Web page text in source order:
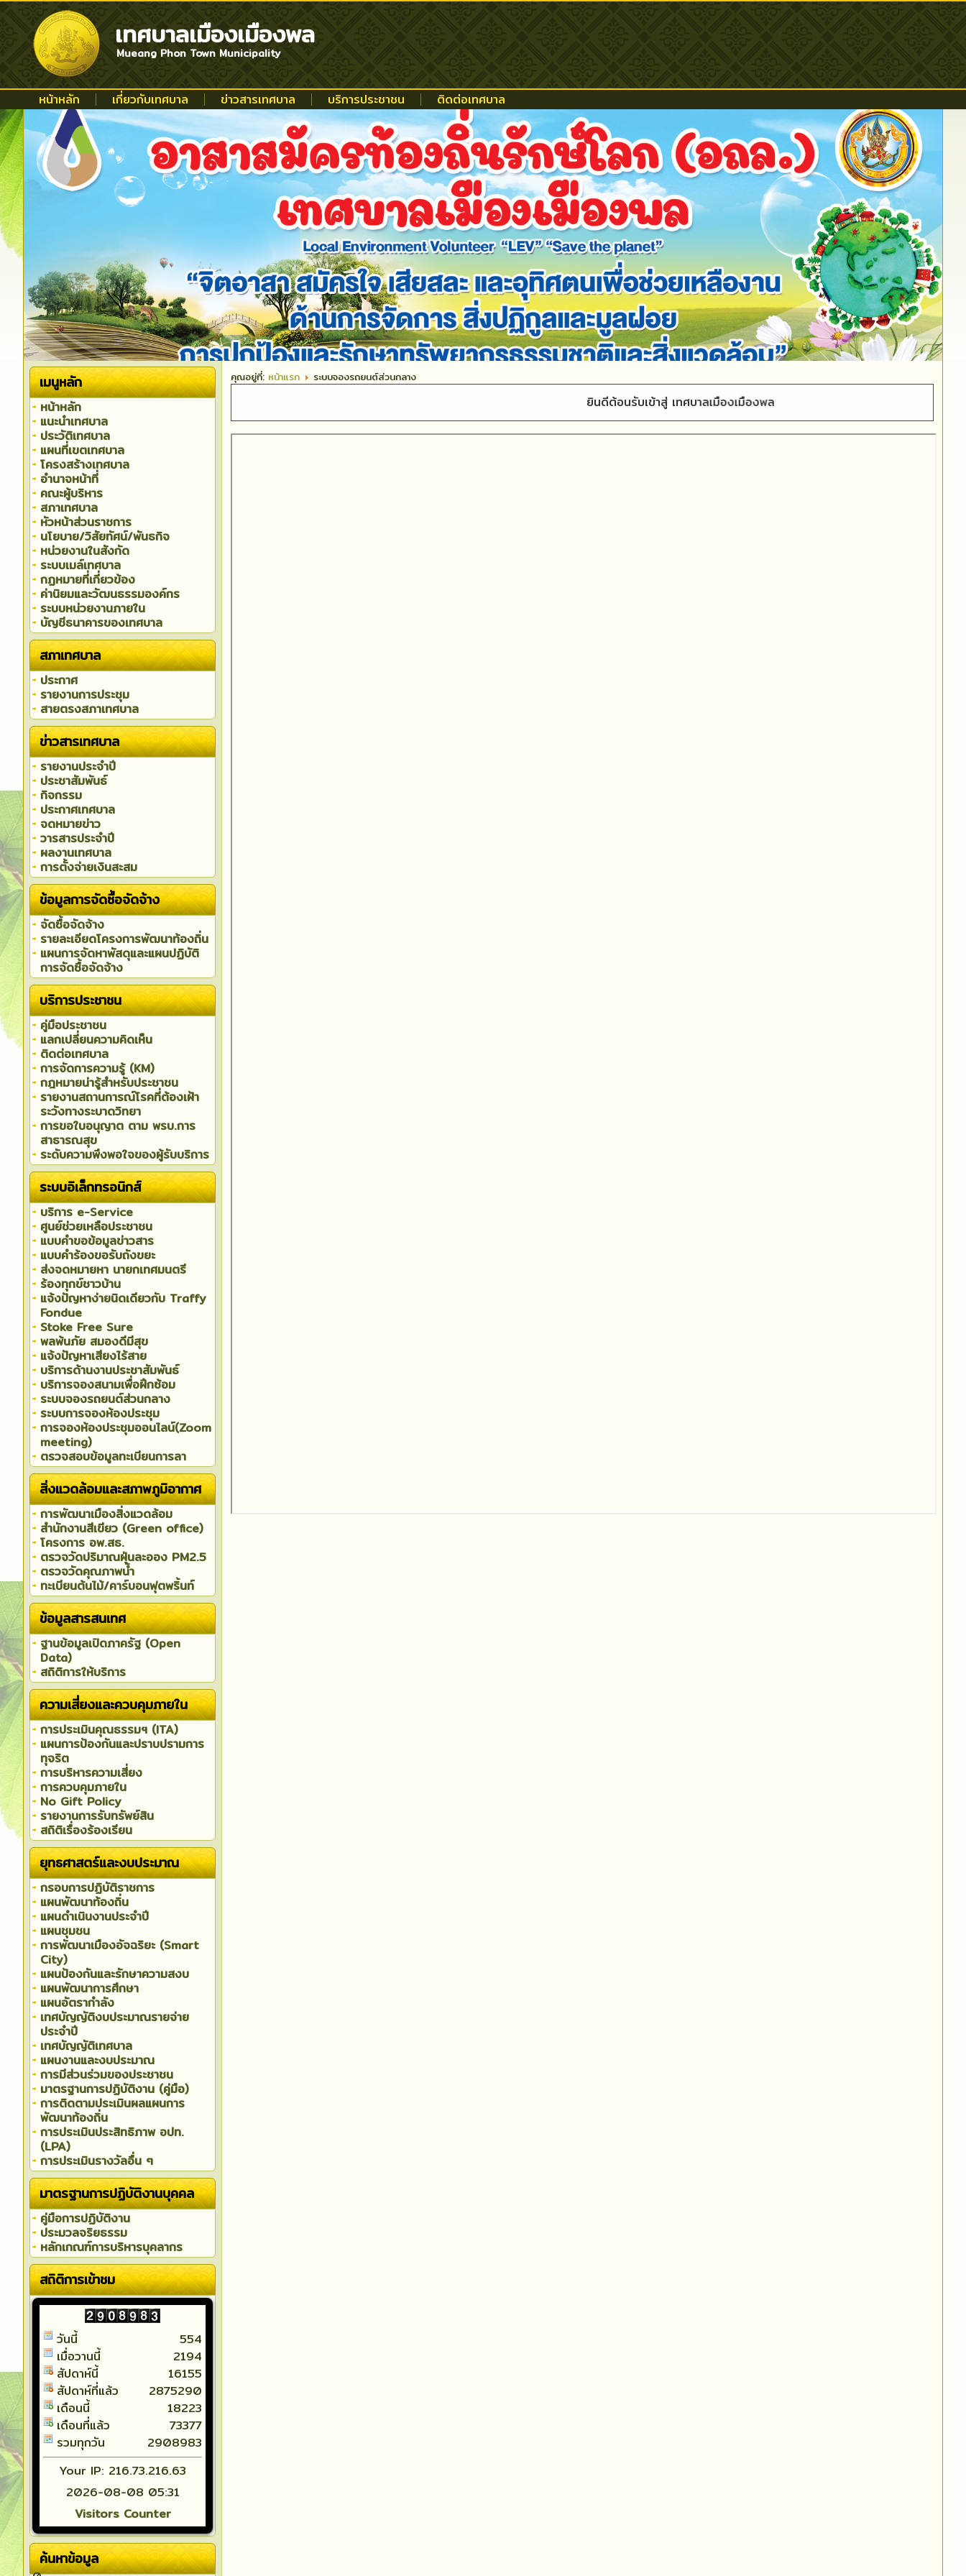
เทศบาลเมืองเมืองพล
Mueang Phon Town Municipality
หน้าหลัก เกี่ยวกับเทศบาล ข่าวสารเทศบาล บริการประชาชน ติดต่อเทศบาล
เมนูหลัก
หน้าหลัก
แนะนำเทศบาล
ประวัติเทศบาล
แผนที่เขตเทศบาล
โครงสร้างเทศบาล
อำนาจหน้าที่
คณะผู้บริหาร
สภาเทศบาล
หัวหน้าส่วนราชการ
นโยบาย/วิสัยทัศน์/พันธกิจ
หน่วยงานในสังกัด
ระบบเมล์เทศบาล
กฏหมายที่เกี่ยวข้อง
ค่านิยมและวัฒนธรรมองค์กร
ระบบหน่วยงานภายใน
บัญชีธนาคารของเทศบาล
สภาเทศบาล
ประกาศ
รายงานการประชุม
สายตรงสภาเทศบาล
ข่าวสารเทศบาล
รายงานประจำปี
ประชาสัมพันธ์
กิจกรรม
ประกาศเทศบาล
จดหมายข่าว
วารสารประจำปี
ผลงานเทศบาล
การตั้งจ่ายเงินสะสม
ข้อมูลการจัดซื้อจัดจ้าง
จัดซื้อจัดจ้าง
รายละเอียดโครงการพัฒนาท้องถิ่น
แผนการจัดหาพัสดุและแผนปฏิบัติ
การจัดซื้อจัดจ้าง
บริการประชาชน
คู่มือประชาชน
แลกเปลี่ยนความคิดเห็น
ติดต่อเทศบาล
การจัดการความรู้ (KM)
กฎหมายน่ารู้สำหรับประชาชน
รายงานสถานการณ์โรคที่ต้องเฝ้า
ระวังทางระบาดวิทยา
การขอใบอนุญาต ตาม พรบ.การ
สาธารณสุข
ระดับความพึงพอใจของผู้รับบริการ
ระบบอิเล็กทรอนิกส์
บริการ e-Service
ศูนย์ช่วยเหลือประชาชน
แบบคำขอข้อมูลข่าวสาร
แบบคำร้องขอรับถังขยะ
ส่งจดหมายหา นายกเทศมนตรี
ร้องทุกข์ชาวบ้าน
แจ้งปัญหาง่ายนิดเดียวกับ Traffy
Fondue
Stoke Free Sure
พลพ้นภัย สมองดีมีสุข
แจ้งปัญหาเสียงไร้สาย
บริการด้านงานประชาสัมพันธ์
บริการจองสนามเพื่อฝึกซ้อม
ระบบจองรถยนต์ส่วนกลาง
ระบบการจองห้องประชุม
การจองห้องประชุมออนไลน์(Zoom
meeting)
ตรวจสอบข้อมูลทะเบียนการลา
สิ่งแวดล้อมและสภาพภูมิอากาศ
การพัฒนาเมืองสิ่งแวดล้อม
สำนักงานสีเขียว (Green office)
โครงการ อพ.สธ.
ตรวจวัดปริมาณฝุ่นละออง PM2.5
ตรวจวัดคุณภาพน้ำ
ทะเบียนต้นไม้/คาร์บอนฟุตพริ้นท์
ข้อมูลสารสนเทศ
ฐานข้อมูลเปิดภาครัฐ (Open
Data)
สถิติการให้บริการ
ความเสี่ยงและควบคุมภายใน
การประเมินคุณธรรมฯ (ITA)
แผนการป้องกันและปราบปรามการ
ทุจริต
การบริหารความเสี่ยง
การควบคุมภายใน
No Gift Policy
รายงานการรับทรัพย์สิน
สถิติเรื่องร้องเรียน
ยุทธศาสตร์และงบประมาณ
กรอบการปฏิบัติราชการ
แผนพัฒนาท้องถิ่น
แผนดำเนินงานประจำปี
แผนชุมชน
การพัฒนาเมืองอัจฉริยะ (Smart
City)
แผนป้องกันและรักษาความสงบ
แผนพัฒนาการศึกษา
แผนอัตรากำลัง
เทศบัญญัติงบประมาณรายจ่าย
ประจำปี
เทศบัญญัติเทศบาล
แผนงานและงบประมาณ
การมีส่วนร่วมของประชาชน
มาตรฐานการปฏิบัติงาน (คู่มือ)
การติดตามประเมินผลแผนการ
พัฒนาท้องถิ่น
การประเมินประสิทธิภาพ อปท.
(LPA)
การประเมินรางวัลอื่น ๆ
มาตรฐานการปฏิบัติงานบุคคล
คู่มือการปฏิบัติงาน
ประมวลจริยธรรม
หลักเกณฑ์การบริหารบุคลากร
สถิติการเข้าชม
วันนี้
เมื่อวานนี้
สัปดาห์นี้
สัปดาห์ที่แล้ว
เดือนนี้
เดือนที่แล้ว
รวมทุกวัน
554
2194
16155
2875290
18223
73377
2908983
Your IP: 216.73.216.63
2026-08-08 05:31
Visitors Counter
ค้นหาข้อมูล
คุณอยู่ที่: หน้าแรก ระบบจองรถยนต์ส่วนกลาง
ยินดีต้อนรับเข้าสู่ เทศบาลเมืองเมืองพล